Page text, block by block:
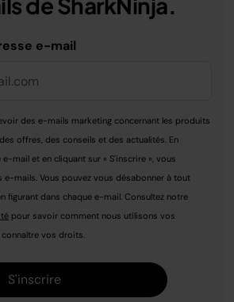
e-mail
des e-mails marketing concernant les produits
offres, des conseils et des actualités. En
mail et en cliquant sur « S'inscrire », vous
e-mails. Vous pouvez vous désabonner à tout
figurant dans chaque e-mail. Consultez notre
pour savoir comment nous utilisons vos
vos droits.
S'inscrire